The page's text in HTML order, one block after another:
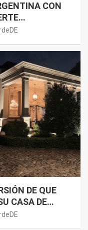
CON
DE QUE
CASA DE
DE ALGÚN